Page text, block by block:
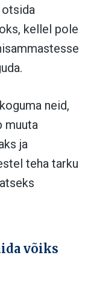
otsida
kellel pole
neid,
muuta
ja
teha tarku
võiks